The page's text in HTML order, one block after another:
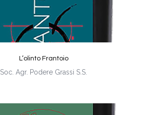
L’olinto Frantoio
Soc. Agr. Podere Grassi S.S.